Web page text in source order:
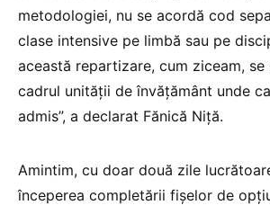
metodologiei, nu se acordă cod
clase intensive pe limbă sau pe
această repartizare, cum ziceam, se
cadrul unităţii de învăţământ unde
admis”, a declarat Fănică Niţă.
Amintim, cu doar două zile
începerea completării fișelor de